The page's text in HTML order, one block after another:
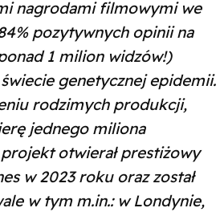
nagrodami filmowymi we
pozytywnych opinii na
1 milion widzów!)
genetycznej epidemii.
rodzimych produkcji,
jednego miliona
otwierał prestiżowy
w 2023 roku oraz został
w tym m.in.: w Londynie,